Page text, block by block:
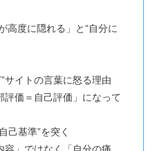
高度に隠れる」と“自分に
サイトの言葉に怒る理由
価＝自己評価」になって
己基準”を突く